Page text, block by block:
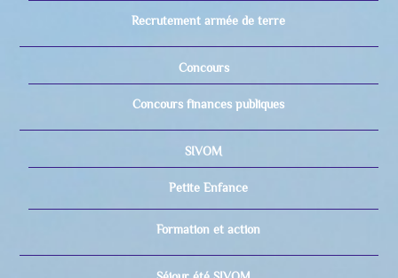
Recrutement armée de terre
Concours
Concours finances publiques
SIVOM
Petite Enfance
Formation et action